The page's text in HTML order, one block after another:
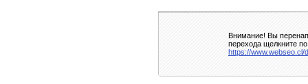
Внимание! Вы
перехода щелкните
https://www.webseo.cl/